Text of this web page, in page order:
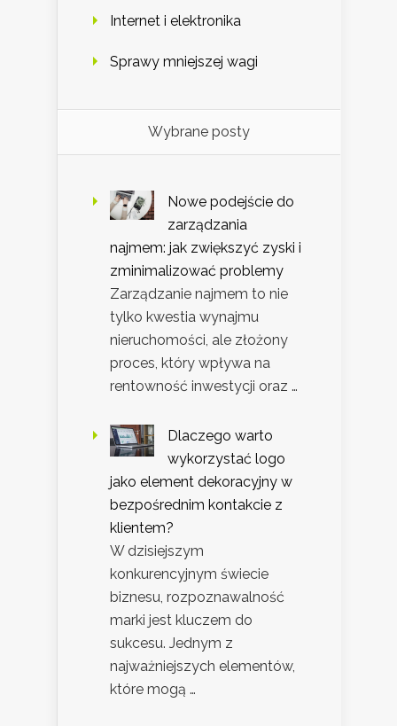
Internet i elektronika
Sprawy mniejszej wagi
Wybrane posty
Nowe podejście do
zarządzania
najmem: jak zwiększyć zyski i
zminimalizować problemy
Zarządzanie najmem to nie
tylko kwestia wynajmu
nieruchomości, ale złożony
proces, który wpływa na
rentowność inwestycji oraz …
Dlaczego warto
wykorzystać logo
jako element dekoracyjny w
bezpośrednim kontakcie z
klientem?
W dzisiejszym
konkurencyjnym świecie
biznesu, rozpoznawalność
marki jest kluczem do
sukcesu. Jednym z
najważniejszych elementów,
które mogą …